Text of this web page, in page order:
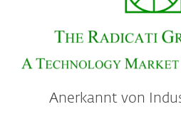
Anerkannt von